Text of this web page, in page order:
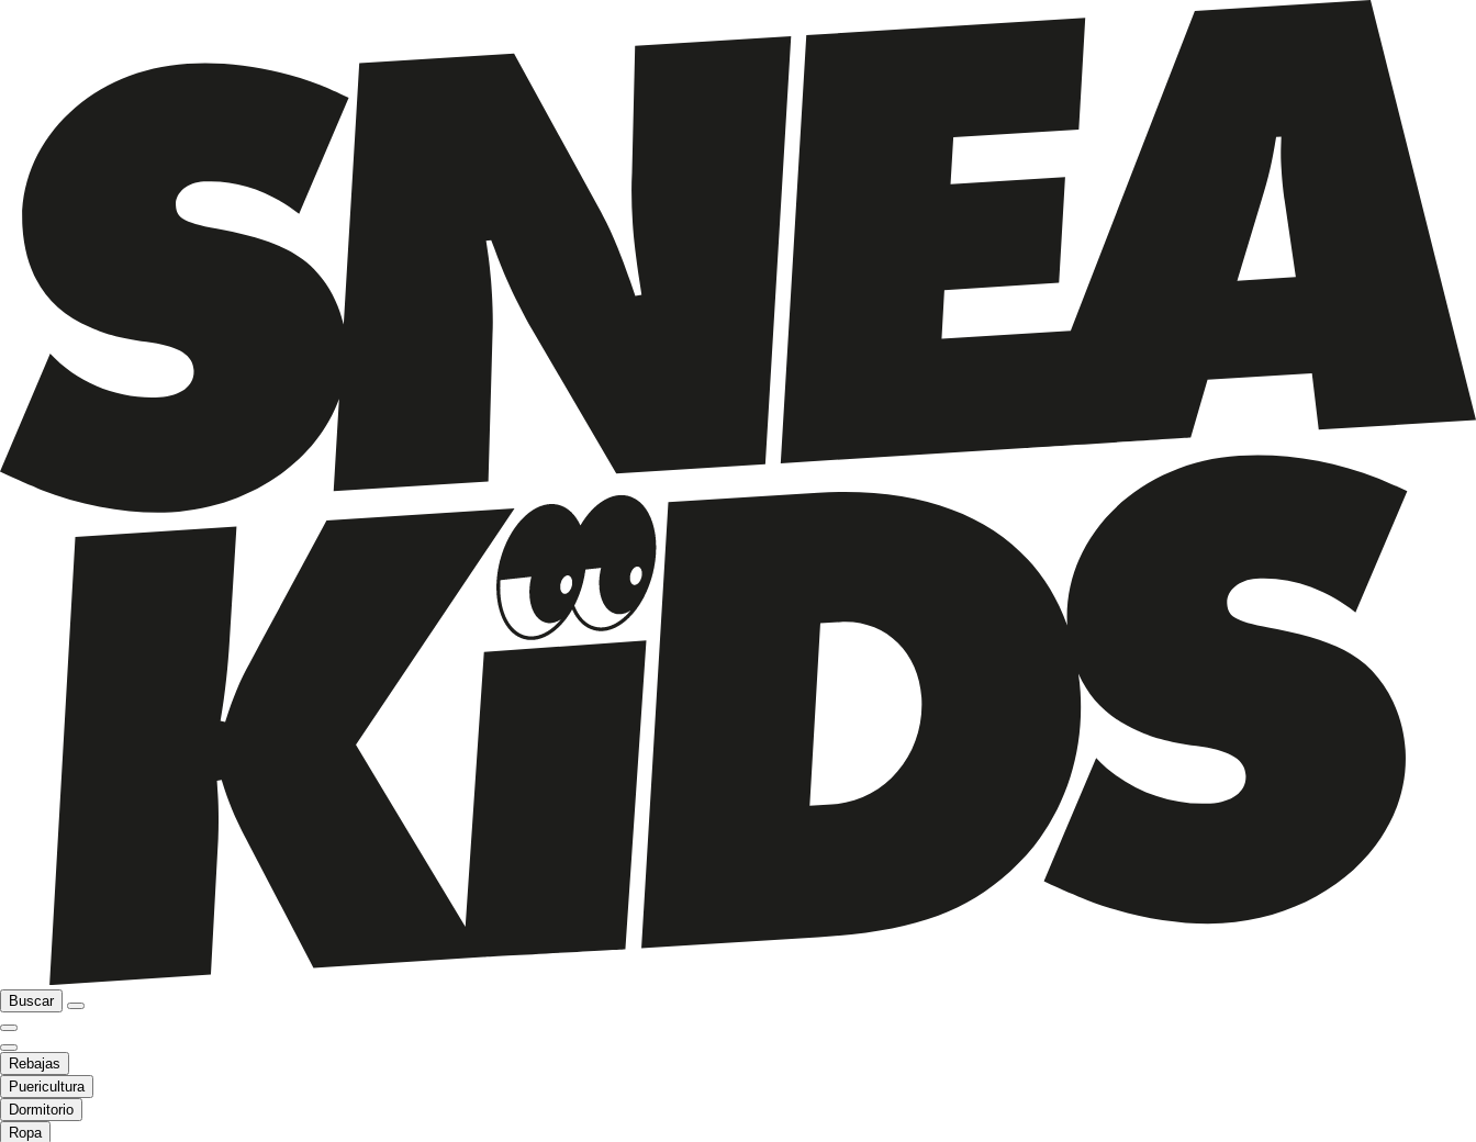
Buscar
Rebajas
Puericultura
Dormitorio
Ropa